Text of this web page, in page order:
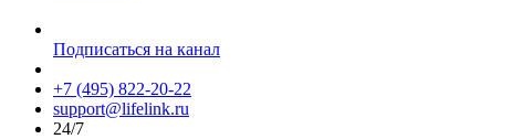
Подписаться на канал
+7 (495) 822-20-22
support@lifelink.ru
24/7